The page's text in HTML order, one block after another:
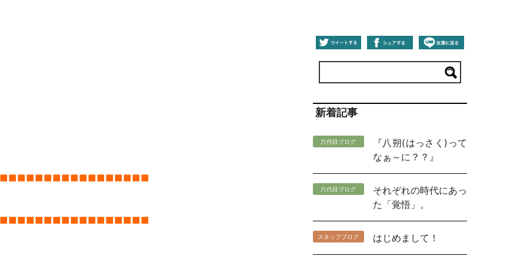
新着記事
六代目ブログ
『八朔(はっさく)って
なぁ～に？？』
六代目ブログ
それぞれの時代にあっ
た「覚悟」。
スタッフブログ はじめまして！